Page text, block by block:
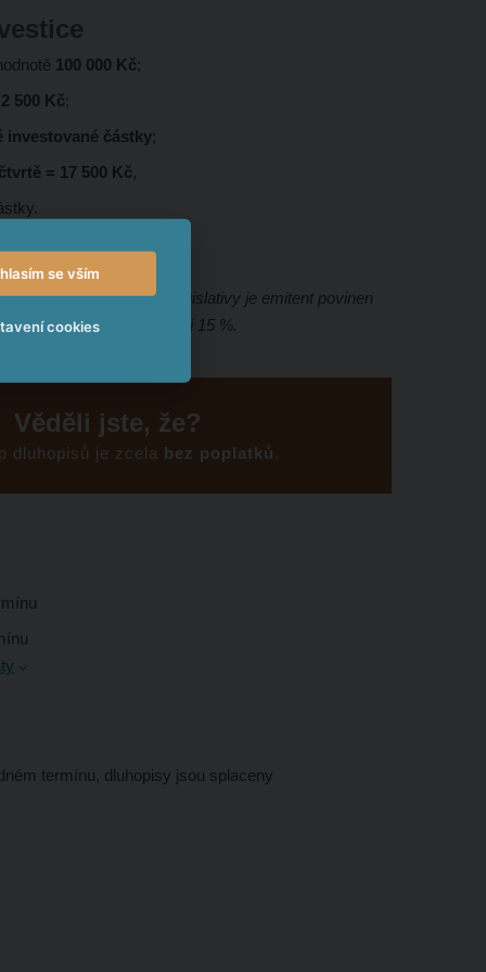
100 000 Kč;
2 500 Kč;
investované částky;
= 17 500 Kč,
Dle aktuální platné legislativy je emitent povinen
srážku daně ve výši 15 %.
Věděli jste, že?
dluhopisů je zcela bez poplatků .
termínu, dluhopisy jsou splaceny
se vším
cookies